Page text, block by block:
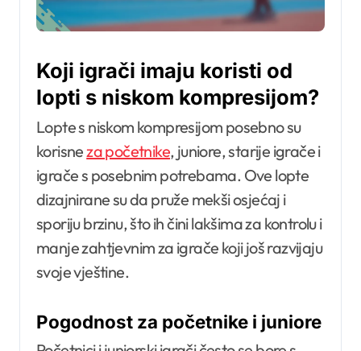
Koji igrači imaju koristi od
lopti s niskom kompresijom?
Lopte s niskom kompresijom posebno su
korisneza početnike, juniore, starije igrače i
igrače s posebnim potrebama. Ove lopte
dizajnirane su da pruže mekši osjećaj i
sporiju brzinu, što ih čini lakšima za kontrolu i
manje zahtjevnim za igrače koji još razvijaju
svoje vještine.
Pogodnost za početnike i juniore